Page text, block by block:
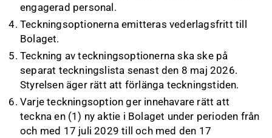
engagerad personal.
Teckningsoptionerna emitteras vederlagsfritt till
Bolaget.
Teckning av teckningsoptionerna ska ske på
separat teckningslista senast den 8 maj 2026.
Styrelsen äger rätt att förlänga teckningstiden.
Varje teckningsoption ger innehavare rätt att
teckna en (1) ny aktie i Bolaget under perioden från
och med 17 juli 2029 till och med den 17